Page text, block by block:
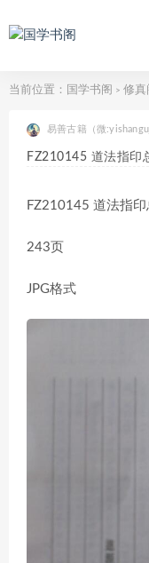
当前位置： 国学书阁 > 修真
易善古籍（微
FZ210145 道法指印
FZ210145 道法指印
243页
JPG格式